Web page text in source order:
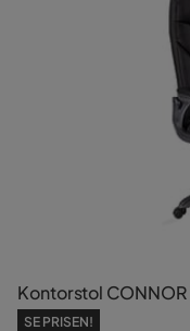
Kontorstol
SE PRISEN!